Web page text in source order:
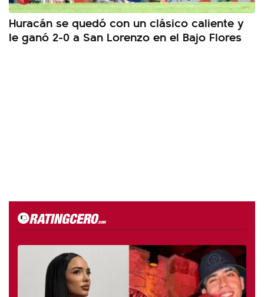
Huracán se quedó con un clásico caliente y
le ganó 2-0 a San Lorenzo en el Bajo Flores